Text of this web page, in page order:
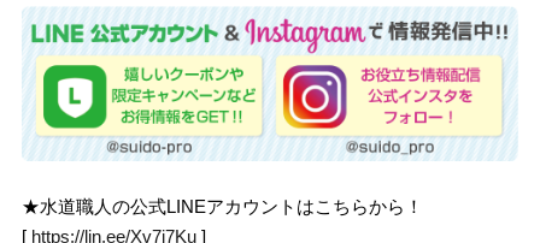
★水道職人の公式LINEアカウントはこちらから！
[ https://lin.ee/Xv7j7Ku ]